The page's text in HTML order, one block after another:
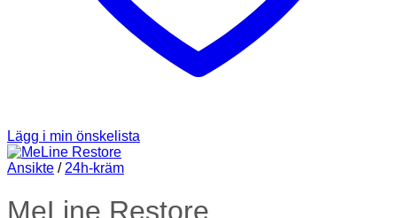
Lägg i min önskelista
Ansikte / 24h-kräm
MeLine Restore